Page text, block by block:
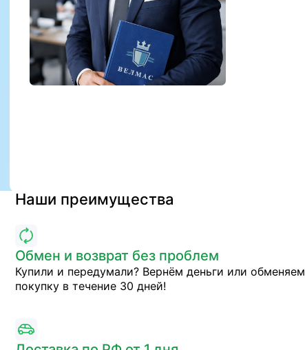
Наши преимущества
Обмен и возврат без проблем
Купили и передумали? Вернём деньги или обменяем
покупку в течение 30 дней!